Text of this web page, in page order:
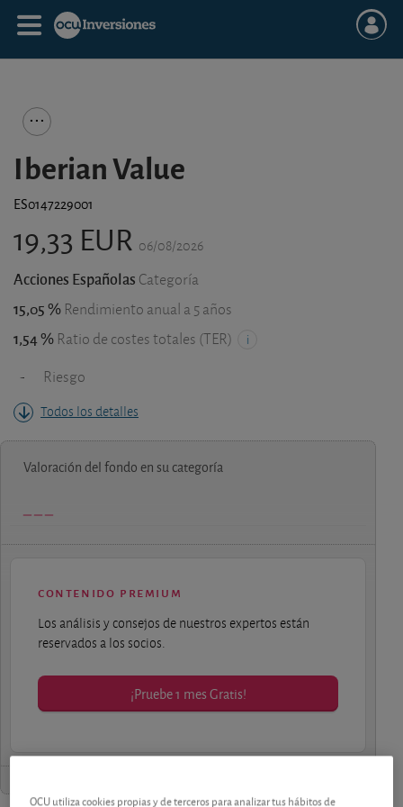
Iberian Value
ES0147229001
19,33 EUR 06/08/2026
Acciones Españolas Categoría
15,05 % Rendimiento anual a 5 años
1,54 % Ratio de costes totales (TER)
- Riesgo
Todos los detalles
Valoración del fondo en su categoría
contenido premium
Los análisis y consejos de nuestros expertos están
reservados a los socios.
¡Pruebe 1 mes Gratis!
OCU utiliza cookies propias y de terceros para analizar tus hábitos de